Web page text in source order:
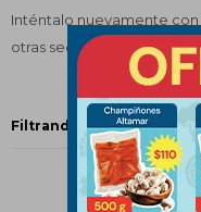
Inténtalo nuevamente
otras secciones de
Filtrando por: